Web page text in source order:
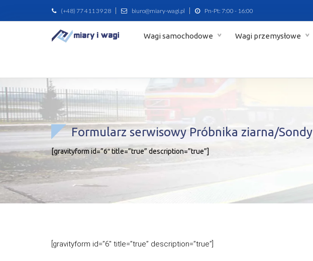
(+48) 77 411 39 28 biuro@miary-wagi.pl Pn-Pt: 7:00 - 16:00
Wagi samochodowe Wagi przemysłowe
Formularz serwisowy Próbnika ziarna/Sondy
[gravityform id=”6″ title=”true” description=”true”]
[gravityform id=”6″ title=”true” description=”true”]